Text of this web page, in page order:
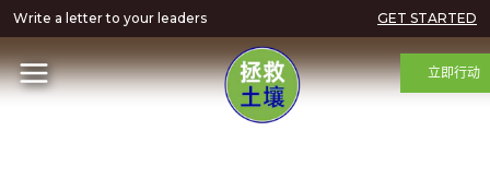
Write a letter to your leaders GET STARTED
立即行动